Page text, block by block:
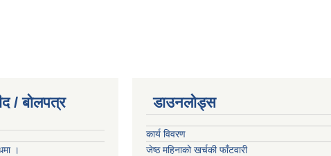
/ बोलपत्र
।
डाउनलोड्स
कार्य विवरण
जेष्ठ महिनाको खर्चकी फाँटवारी